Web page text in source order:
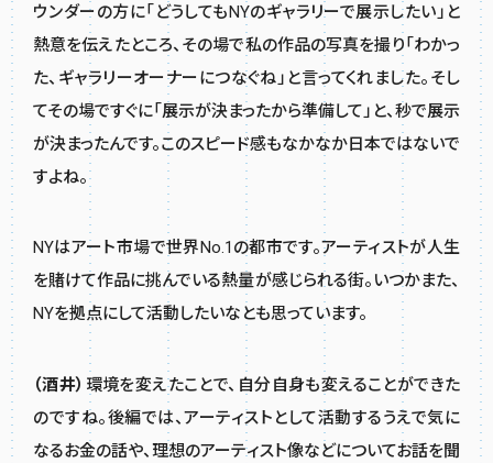
ウンダーの方に「どうしてもNYのギャラリーで展示したい」と
熱意を伝えたところ、その場で私の作品の写真を撮り「わかっ
た、ギャラリーオーナーにつなぐね」と言ってくれました。そし
てその場ですぐに「展示が決まったから準備して」と、秒で展示
が決まったんです。このスピード感もなかなか日本ではないで
すよね。
NYはアート市場で世界No.1の都市です。アーティストが人生
を賭けて作品に挑んでいる熱量が感じられる街。いつかまた、
NYを拠点にして活動したいなとも思っています。
（酒井） 環境を変えたことで、自分自身も変えることができた
のですね。後編では、アーティストとして活動するうえで気に
なるお金の話や、理想のアーティスト像などについてお話を聞